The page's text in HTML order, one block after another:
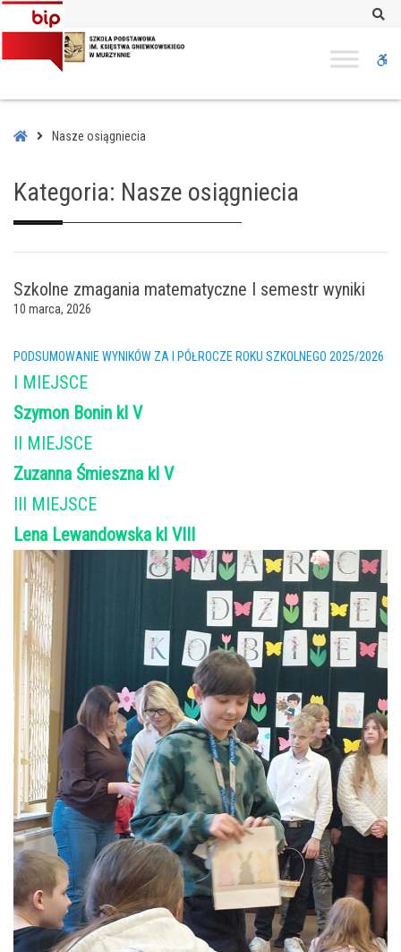
–
Nasze
HomeNasze osiągniecia
Kategoria: Nasze osiągniecia
Szkolne zmagania matematyczne I semestr wyniki
10 marca, 2026
PODSUMOWANIE WYNIKÓW ZA I PÓŁROCZE ROKU SZKOLNEGO 2025/2026
I MIEJSCE
Szymon Bonin kl V
II MIEJSCE
Zuzanna Śmieszna kl V
III MIEJSCE
Lena Lewandowska kl VIII